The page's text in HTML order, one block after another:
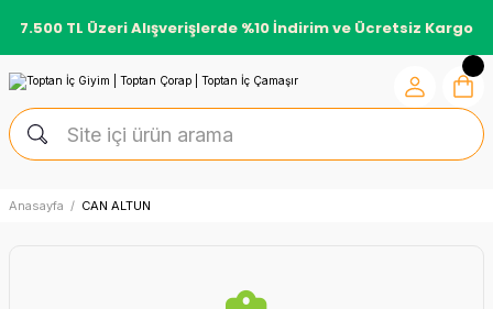
7.500 TL Üzeri Alışverişlerde %10 İndirim ve Ücretsiz Kargo
Anasayfa CAN ALTUN